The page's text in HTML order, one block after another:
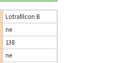
Lotrafilcon B
ne
138
ne